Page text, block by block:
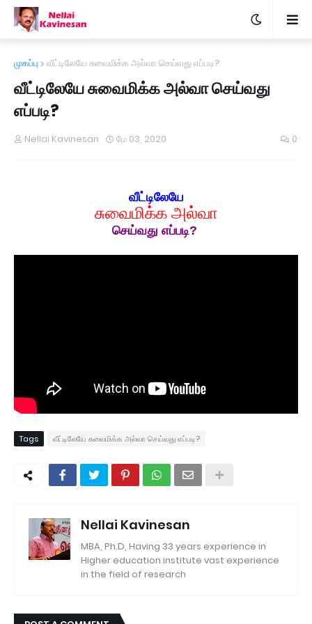
முகப்பு வீட்டிலேயே சுவைமிக்க அல்வா செய்வது எப்படி?
வீட்டிலேயே சுவைமிக்க அல்வா செய்வது
எப்படி?
Nellai Kavinesan மே 03, 2020 0
வீட்டிலேயே
சுவைமிக்க அல்வா
செய்வது எப்படி?
Tags வீட்டிலேயே சுவைமிக்க அல்வா செய்வது எப்படி?
Nellai Kavinesan
MBA, Ph.D, Having 33 years experience in
Higher education institute vast experience
in the field of research